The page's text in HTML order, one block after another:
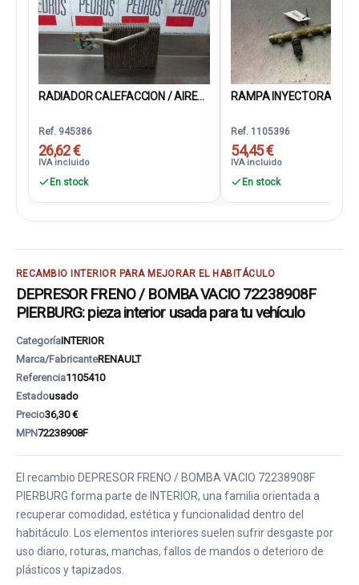
RADIADOR CALEFACCION / AIRE...
Ref. 945386
26,62 €
IVA incluido
En stock
RAMPA INYECTORA
Ref. 1105396
54,45 €
IVA incluido
En stock
RECAMBIO INTERIOR PARA MEJORAR EL HABITÁCULO
DEPRESOR FRENO / BOMBA VACIO 72238908F
PIERBURG: pieza interior usada para tu vehículo
CategoríaINTERIOR
Marca/FabricanteRENAULT
Referencia1105410
Estadousado
Precio36,30 €
MPN72238908F
El recambio DEPRESOR FRENO / BOMBA VACIO 72238908F
PIERBURG forma parte de INTERIOR, una familia orientada a
recuperar comodidad, estética y funcionalidad dentro del
habitáculo. Los elementos interiores suelen sufrir desgaste por
uso diario, roturas, manchas, fallos de mandos o deterioro de
plásticos y tapizados.